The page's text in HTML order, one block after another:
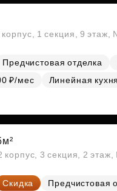
1 секция, 9 этаж,
Предчистовая отделка
₽/мес
Линейная кухня
корпус, 3 секция, 2
Скидка
Предчистовая